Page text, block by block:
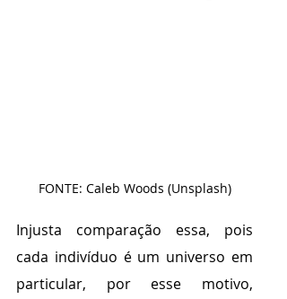
FONTE: Caleb Woods (Unsplash)
Injusta comparação essa, pois
cada indivíduo é um universo em
particular, por esse motivo,